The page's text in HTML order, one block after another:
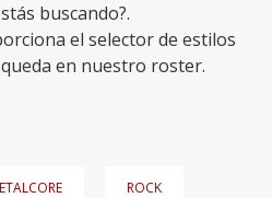
buscando?.
el selector de estilos
en nuestro roster.
ROCK